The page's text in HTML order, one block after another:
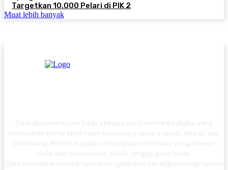
Targetkan 10.000 Pelari di PIK 2
Muat lebih banyak